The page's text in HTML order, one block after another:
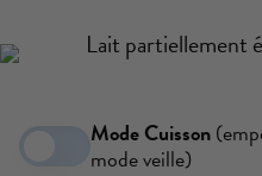
Mode Cuisson
mode veille)